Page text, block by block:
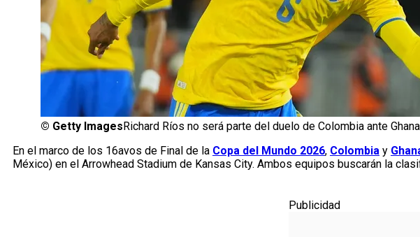
© Getty Images Richard Ríos no será parte del duelo de Colombia ante
En el marco de los 16avos de Final de la Copa del Mundo 2026, Colombia y
México) en el Arrowhead Stadium de Kansas City. Ambos equipos buscarán la
Publicidad